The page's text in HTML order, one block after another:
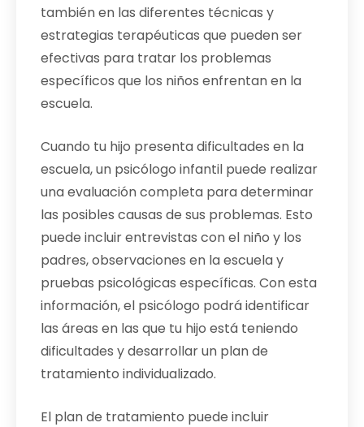
también en las diferentes técnicas y
estrategias terapéuticas que pueden ser
efectivas para tratar los problemas
específicos que los niños enfrentan en la
escuela.
Cuando tu hijo presenta dificultades en la
escuela, un psicólogo infantil puede realizar
una evaluación completa para determinar
las posibles causas de sus problemas. Esto
puede incluir entrevistas con el niño y los
padres, observaciones en la escuela y
pruebas psicológicas específicas. Con esta
información, el psicólogo podrá identificar
las áreas en las que tu hijo está teniendo
dificultades y desarrollar un plan de
tratamiento individualizado.
El plan de tratamiento puede incluir